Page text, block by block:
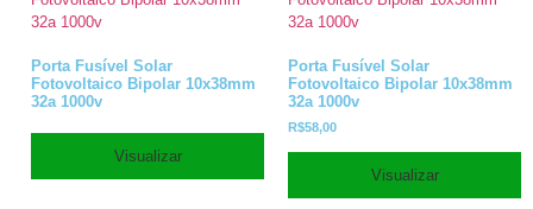
Porta Fusível Solar
Fotovoltaico Bipolar 10x38mm
32a 1000v
Visualizar
Porta Fusível Solar
Fotovoltaico Bipolar 10x38mm
32a 1000v
R$58,00
Visualizar